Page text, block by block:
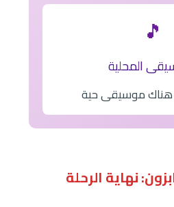
🎵
المحلية
هناك موسيقى حية
نهاية الرحلة